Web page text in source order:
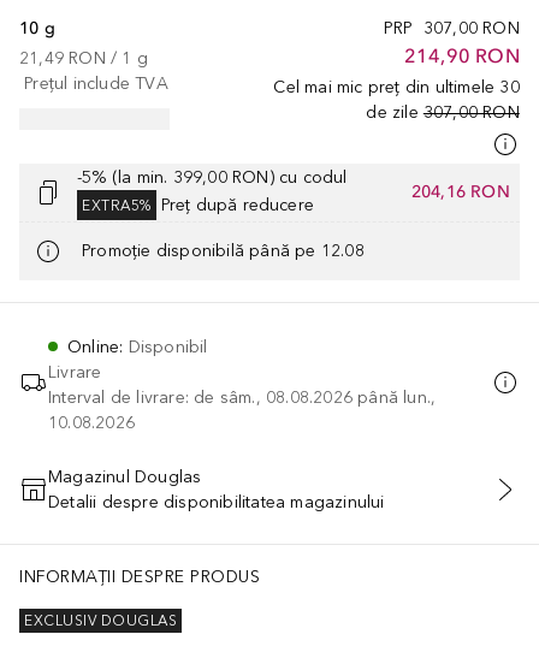
PRP 307,00 RON
214,90 RON
Cel mai mic preț din ultimele 30
de zile 307,00 RON
10 g
21,49 RON / 1 g
Prețul include TVA
-5% (la min. 399,00 RON) cu codul
EXTRA5% Preț după reducere
204,16 RON
Promoție disponibilă până pe 12.08
Online: Disponibil
Livrare
Interval de livrare: de sâm., 08.08.2026 până lun.,
10.08.2026
ADĂUGAȚI ÎN COŞ
Magazinul Douglas
Detalii despre disponibilitatea magazinului
INFORMAȚII DESPRE PRODUS
EXCLUSIV DOUGLAS